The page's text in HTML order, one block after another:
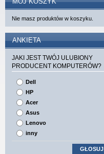
Nie masz produktów w koszyku.
ANKIETA
JAKI JEST TWÓJ ULUBIONY
PRODUCENT KOMPUTERÓW?
Dell
HP
Acer
Asus
Lenovo
inny
GŁOSUJ